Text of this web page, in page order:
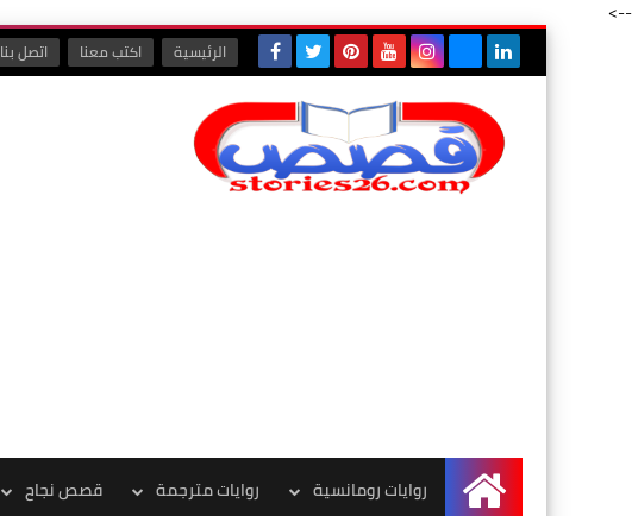
-->
الرئيسية اكتب معنا اتصل بنا
الرئيسية
روايات رومانسية روايات مترجمة قصص نجاح